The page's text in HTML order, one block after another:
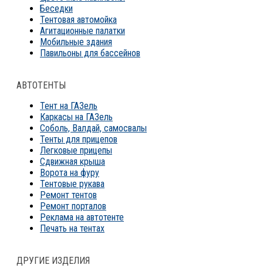
Беседки
Тентовая автомойка
Агитационные палатки
Мобильные здания
Павильоны для бассейнов
АВТОТЕНТЫ
Тент на ГАЗель
Каркасы на ГАЗель
Соболь, Валдай, самосвалы
Тенты для прицепов
Легковые прицепы
Сдвижная крыша
Ворота на фуру
Тентовые рукава
Ремонт тентов
Ремонт порталов
Реклама на автотенте
Печать на тентах
ДРУГИЕ ИЗДЕЛИЯ